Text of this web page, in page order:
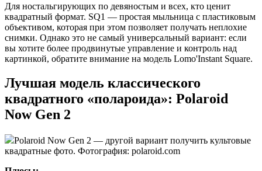
Для ностальгирующих по девяностым и всех, кто ценит
квадратный формат. SQ1 — простая мыльница с пластиковым
объективом, которая при этом позволяет получать неплохие
снимки. Однако это не самый универсальный вариант: если
вы хотите более продвинутые управление и контроль над
картинкой, обратите внимание на модель Lomo'Instant Square.
Лучшая модель классического
квадратного «полароида»: Polaroid
Now Gen 2
Polaroid Now Gen 2 — другой вариант получить культовые
квадратные фото. Фотография: polaroid.com